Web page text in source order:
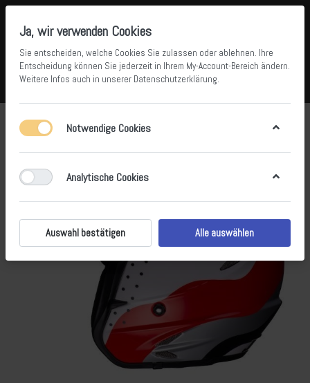
Menü Anmelden Vergleichen Wunschliste
Ja, wir verwenden Cookies
Sie entscheiden, welche Cookies Sie zulassen oder ablehnen. Ihre
Entscheidung können Sie jederzeit in Ihrem My-Account-Bereich ändern.
Weitere Infos auch in unserer Datenschutzerklärung.
Notwendige Cookies
Analytische Cookies
Auswahl bestätigen Alle auswählen